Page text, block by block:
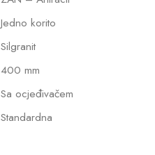
Jedno korito
Silgranit
400 mm
Sa ocjeđivačem
Standardna